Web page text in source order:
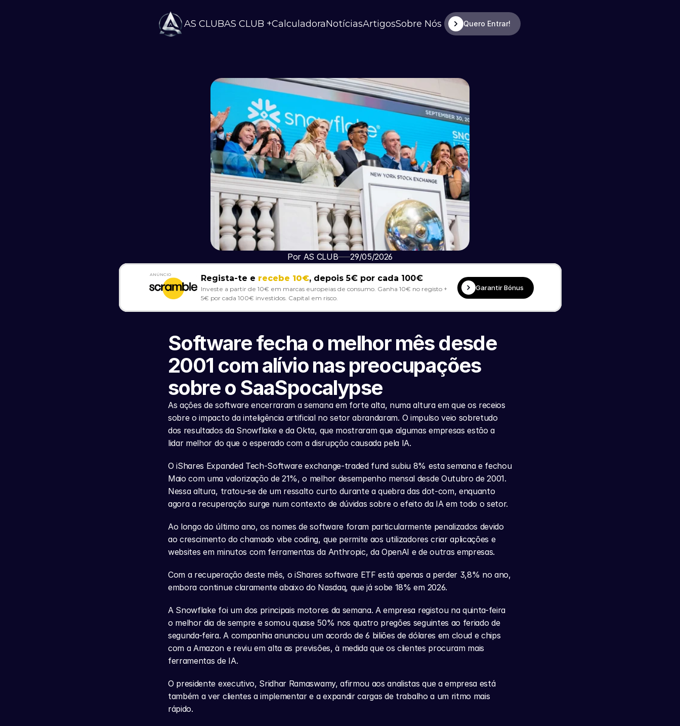
AS CLUBAS CLUB +CalculadoraNotíciasArtigosSobre Nós Quero Entrar!
Por AS CLUB 29/05/2026
ANÚNCIO Regista-te e recebe 10€, depois 5€ por cada 100€
Investe a partir de 10€ em marcas europeias de consumo. Ganha 10€ no registo +
5€ por cada 100€ investidos. Capital em risco.
Garantir Bónus
Software fecha o melhor mês desde
2001 com alívio nas preocupações
sobre o SaaSpocalypse
As ações de software encerraram a semana em forte alta, numa altura em que os receios
sobre o impacto da inteligência artificial no setor abrandaram. O impulso veio sobretudo
dos resultados da Snowflake e da Okta, que mostraram que algumas empresas estão a
lidar melhor do que o esperado com a disrupção causada pela IA.
O iShares Expanded Tech-Software exchange-traded fund subiu 8% esta semana e fechou
Maio com uma valorização de 21%, o melhor desempenho mensal desde Outubro de 2001.
Nessa altura, tratou-se de um ressalto curto durante a quebra das dot-com, enquanto
agora a recuperação surge num contexto de dúvidas sobre o efeito da IA em todo o setor.
Ao longo do último ano, os nomes de software foram particularmente penalizados devido
ao crescimento do chamado vibe coding, que permite aos utilizadores criar aplicações e
websites em minutos com ferramentas da Anthropic, da OpenAI e de outras empresas.
Com a recuperação deste mês, o iShares software ETF está apenas a perder 3,8% no ano,
embora continue claramente abaixo do Nasdaq, que já sobe 18% em 2026.
A Snowflake foi um dos principais motores da semana. A empresa registou na quinta-feira
o melhor dia de sempre e somou quase 50% nos quatro pregões seguintes ao feriado de
segunda-feira. A companhia anunciou um acordo de 6 biliões de dólares em cloud e chips
com a Amazon e reviu em alta as previsões, à medida que os clientes procuram mais
ferramentas de IA.
O presidente executivo, Sridhar Ramaswamy, afirmou aos analistas que a empresa está
também a ver clientes a implementar e a expandir cargas de trabalho a um ritmo mais
rápido.